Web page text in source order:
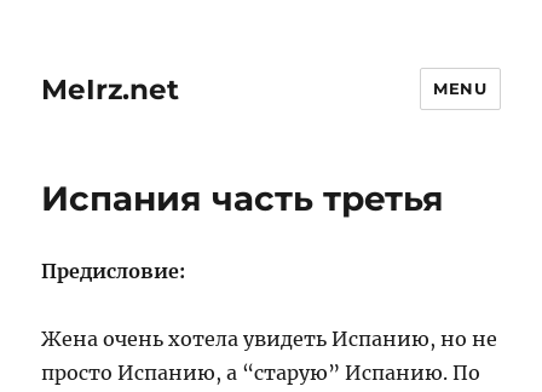
MeIrz.net MENU
Испания часть третья
Предисловие:
Жена очень хотела увидеть Испанию, но не
просто Испанию, а “старую” Испанию. По